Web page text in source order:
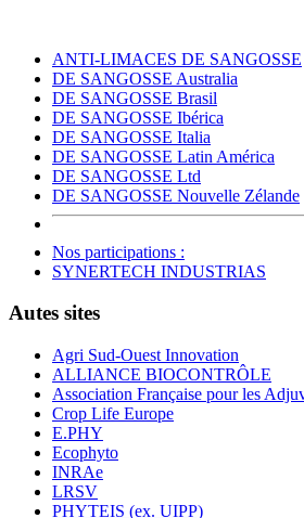
ANTI-LIMACES DE SANGOSSE
DE SANGOSSE Australia
DE SANGOSSE Brasil
DE SANGOSSE Ibérica
DE SANGOSSE Italia
DE SANGOSSE Latin América
DE SANGOSSE Ltd
DE SANGOSSE Nouvelle Zélande
Nos participations :
SYNERTECH INDUSTRIAS
Autes sites
Agri Sud-Ouest Innovation
ALLIANCE BIOCONTRÔLE
Association Française pour les
Crop Life Europe
E.PHY
Ecophyto
INRAe
LRSV
PHYTEIS (ex. UIPP)